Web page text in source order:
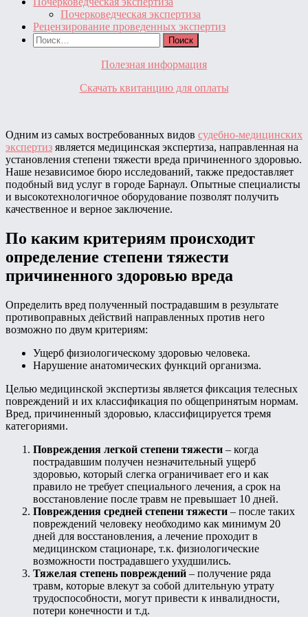
Почерковедческая экспертиза
Рецензирование проведенных экспертиз
Найти:
Полезная информация
Скачать квитанцию для оплаты
Одним из самых востребованных видов судебно-медицинских
экспертиз является медицинская экспертиза, направленная на
установления степени тяжести вреда причиненного здоровью.
Наше независимое бюро исследований, также предоставляет
подобный вид услуг в городе Барнаул. Опытные специалисты
и высокотехнологичное оборудование позволят получить
качественное и верное заключение.
По каким критериям происходит
определение степени тяжести
причиненного здоровью вреда
Определить вред полученный пострадавшим в результате
противоправных действий направленных против него
возможно по двум критериям:
Ущерб физиологическому здоровью человека.
Нарушение анатомических функций организма.
Целью медицинской экспертизы является фиксация телесных
повреждений и их классификация по общепринятым нормам.
Вред, причиненный здоровью, классифицируется тремя
категориями.
Повреждения легкой степени тяжести – когда
пострадавшим получен незначительный ущерб
здоровью, который слегка ограничивает его и как
правило не требует специального лечения, а срок на
восстановление после травм не превышает 10 дней.
Повреждения средней степени тяжести – после таких
повреждений человеку необходимо как минимум 20
дней для восстановления, а лечение проходит в
медицинском стационаре, т.к. физиологические
возможности пострадавшего ухудшились.
Тяжелая степень повреждений – получение ряда
травм, которые влекут за собой длительную утрату
трудоспособности, могут привести к инвалидности,
потери конечности и т.д.